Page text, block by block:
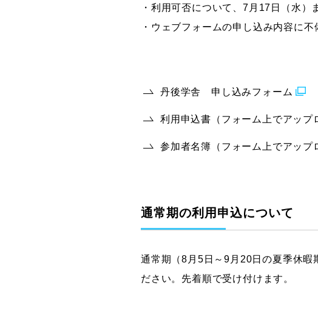
・利用可否について、7月17日（水）
・ウェブフォームの申し込み内容に
丹後学舎 申し込みフォーム
利用申込書（フォーム上でアップ
参加者名簿（フォーム上でアップ
通常期の利用申込について
通常期（8月5日～9月20日の夏季休暇
ださい。先着順で受け付けます。